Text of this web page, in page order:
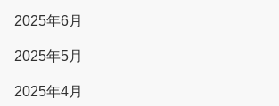
2025年6月
2025年5月
2025年4月